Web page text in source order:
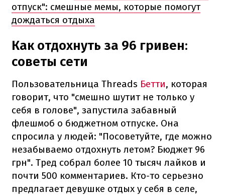
отпуск": смешные мемы, которые помогут
дождаться отдыха
Как отдохнуть за 96 гривен:
советы сети
Пользовательница Threads Бетти, которая
говорит, что "смешно шутит не только у
себя в голове", запустила забавный
флешмоб о бюджетном отпуске. Она
спросила у людей: "Посоветуйте, где можно
незабываемо отдохнуть летом? Бюджет 96
грн". Тред собрал более 10 тысяч лайков и
почти 500 комментариев. Кто-то серьезно
предлагает девушке отдых у себя в селе,